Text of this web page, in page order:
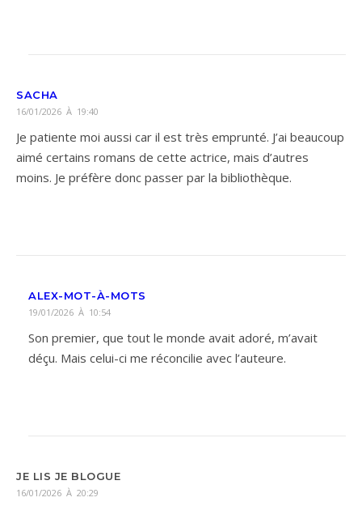
SACHA
16/01/2026 À 19:40
Je patiente moi aussi car il est très emprunté. J’ai beaucoup
aimé certains romans de cette actrice, mais d’autres
moins. Je préfère donc passer par la bibliothèque.
ALEX-MOT-À-MOTS
19/01/2026 À 10:54
Son premier, que tout le monde avait adoré, m’avait
déçu. Mais celui-ci me réconcilie avec l’auteure.
JE LIS JE BLOGUE
16/01/2026 À 20:29